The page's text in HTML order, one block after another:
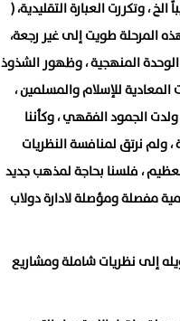
الاسلامي الذي حكم العالم قرابة ١٢ قرنا تقريباً الخ ، وتكررت العبارة التقليدية، (
المرحلة طويت إلى غير رجعة،
المنهجية ، وظهور الشذوذ
للإسلام والمسلمين ،
الجمود الفقهي ، وكأننا
، ولم نرتق لمنافسة النظريات
، فلسنا بحاجة لمذهب جديد
مفصلة ومؤصلة لادارة دولاب
إلى نظريات شاملة ومشاريع